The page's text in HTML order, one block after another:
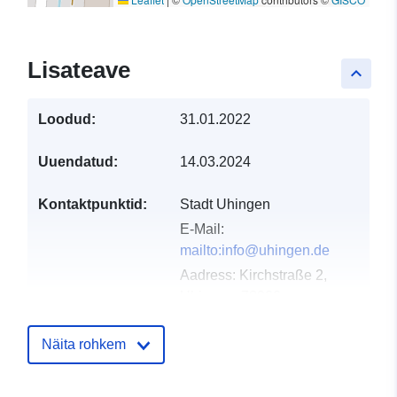
keyboard_arrow_up
Lisateave
Loodud: 31.01.2022
Uuendatud: 14.03.2024
Kontaktpunktid:
Stadt Uhingen
E-Mail:
mailto:info@uhingen.de
Aadress: Kirchstraße 2,
Näita rohkem